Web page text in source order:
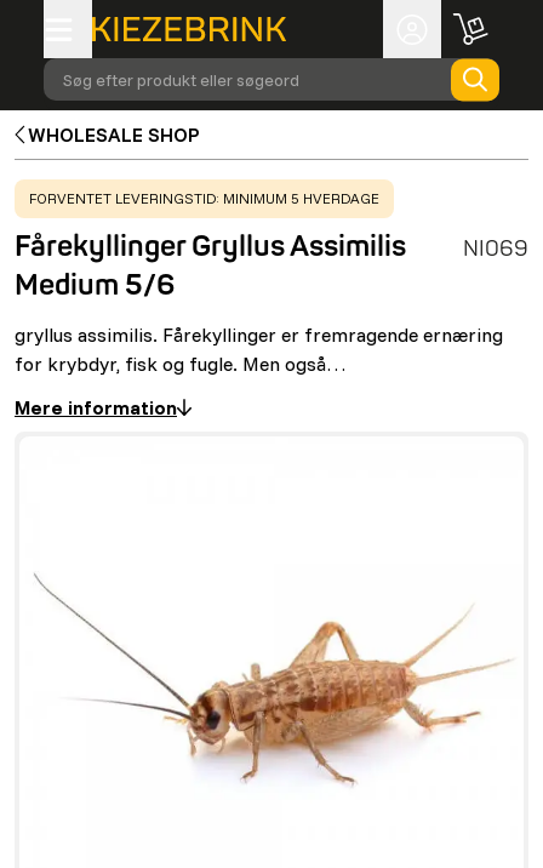
Søg efter produkt eller søgeord
WHOLESALE SHOP
WARNING:
FORVENTET LEVERINGSTID: MINIMUM 5 HVERDAGE
Fårekyllinger Gryllus Assimilis
Medium 5/6
NI069
gryllus assimilis. Fårekyllinger er fremragende ernæring
for krybdyr, fisk og fugle. Men også…
Mere information